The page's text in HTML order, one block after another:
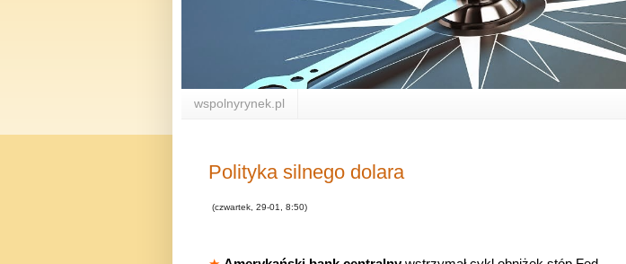
wspolnyrynek.pl
Polityka silnego dolara
(czwartek, 29-01, 8:50)